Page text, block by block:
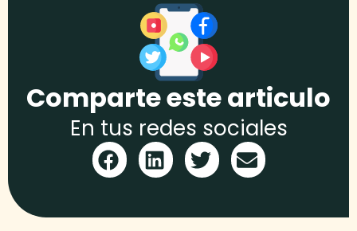
Comparte este articulo
En tus redes sociales